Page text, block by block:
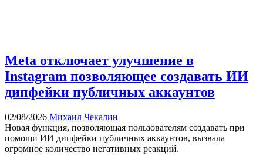
Meta отключает улучшение в
Instagram позволяющее создавать ИИ
дипфейки публичных аккаунтов
02/08/2026 Михаил Чекалин
Новая функция, позволяющая пользователям создавать при
помощи ИИ дипфейки публичных аккаунтов, вызвала
огромное количество негативных реакций.